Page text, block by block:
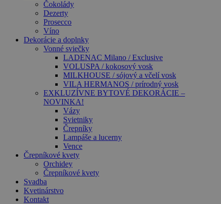
Čokolády
Dezerty
Prosecco
Víno
Dekorácie a doplnky
Vonné sviečky
LADENAC Milano / Exclusive
VOLUSPA / kokosový vosk
MILKHOUSE / sójový a včelí vosk
VILA HERMANOS / prírodný vosk
EXKLUZÍVNE BYTOVÉ DEKORÁCIE –
NOVINKA!
Vázy
Svietniky
Črepníky
Lampáše a lucerny
Vence
Črepníkové kvety
Orchidey
Črepníkové kvety
Svadba
Kvetinárstvo
Kontakt